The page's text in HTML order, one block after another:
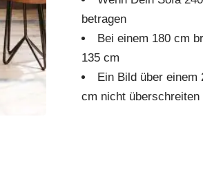
betragen
Bei einem 180 cm
135 cm
Ein Bild über
cm nicht überschreiten